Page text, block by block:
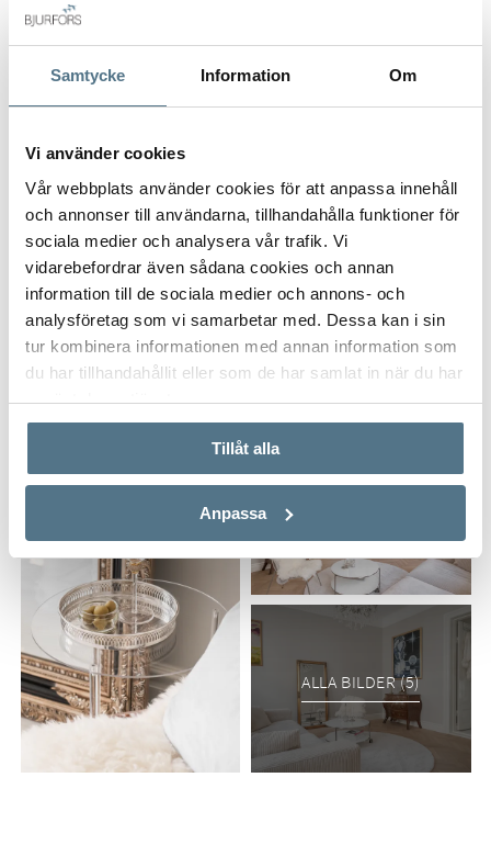
Samtycke Information Om
Vi använder cookies
Vår webbplats använder cookies för att anpassa innehåll
och annonser till användarna, tillhandahålla funktioner för
sociala medier och analysera vår trafik. Vi
vidarebefordrar även sådana cookies och annan
information till de sociala medier och annons- och
analysföretag som vi samarbetar med. Dessa kan i sin
tur kombinera informationen med annan information som
du har tillhandahållit eller som de har samlat in när du har
använt deras tjänster.
Tillåt alla
Anpassa
Postnummer*
Ange ditt postnummer (5 siffror utan mellanslag)
ALLA BILDER (5)